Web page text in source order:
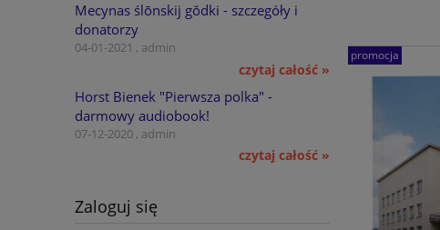
Mecynas ślōnskij gŏdki - szczegóły i
donatorzy
04-01-2021 , admin
czytaj całość »
Horst Bienek "Pierwsza polka" -
darmowy audiobook!
07-12-2020 , admin
czytaj całość »
Zaloguj się
promocja